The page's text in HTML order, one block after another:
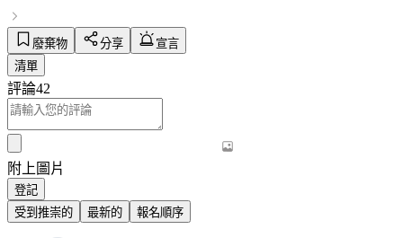
廢棄物 分享
宣言
清單
評論42
附上圖片
登記
受到推崇的
最新的 報名順序